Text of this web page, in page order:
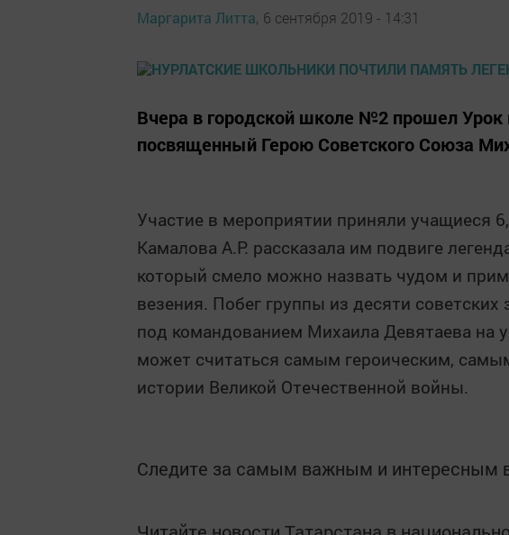
Маргарита Литта, 6 сентября 2019 - 14:31
Вчера в городской школе №2 прошел Урок
посвященный Герою Советского Союза
Участие в мероприятии приняли учащиеся
Камалова А.Р. рассказала им подвиге
который смело можно назвать чудом и
везения. Побег группы из десяти
под командованием Михаила Девятаева на
может считаться самым героическим,
истории Великой Отечественной войны.
Следите за самым важным и интересным